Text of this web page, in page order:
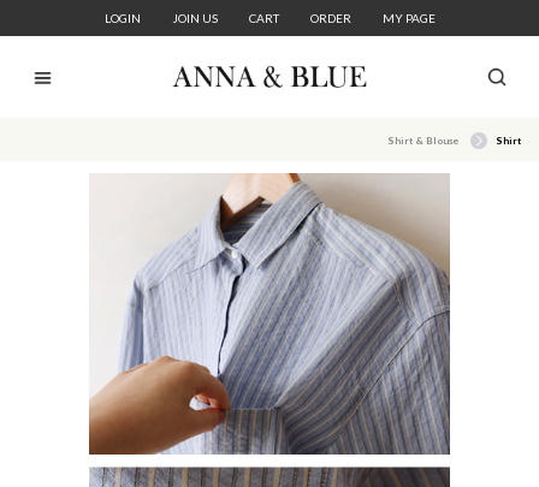
LOGIN JOIN US CART ORDER MY PAGE
Shirt & Blouse Shirt